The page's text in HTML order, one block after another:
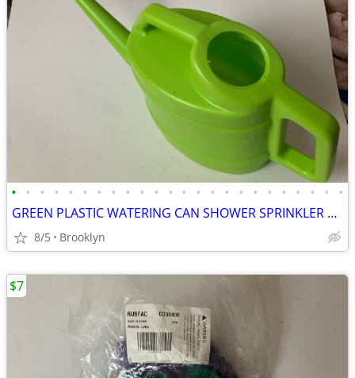
• • • • • • • • • • • • • • • • • • • • • • • •
GREEN PLASTIC WATERING CAN SHOWER SPRINKLER HEAD FEED PLANTS OVAL TANK
8/5 Brooklyn
$7